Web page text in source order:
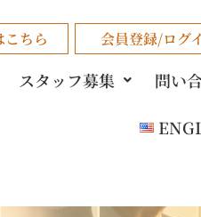
こちら 会員登録/ログ
スタッフ募集 問い